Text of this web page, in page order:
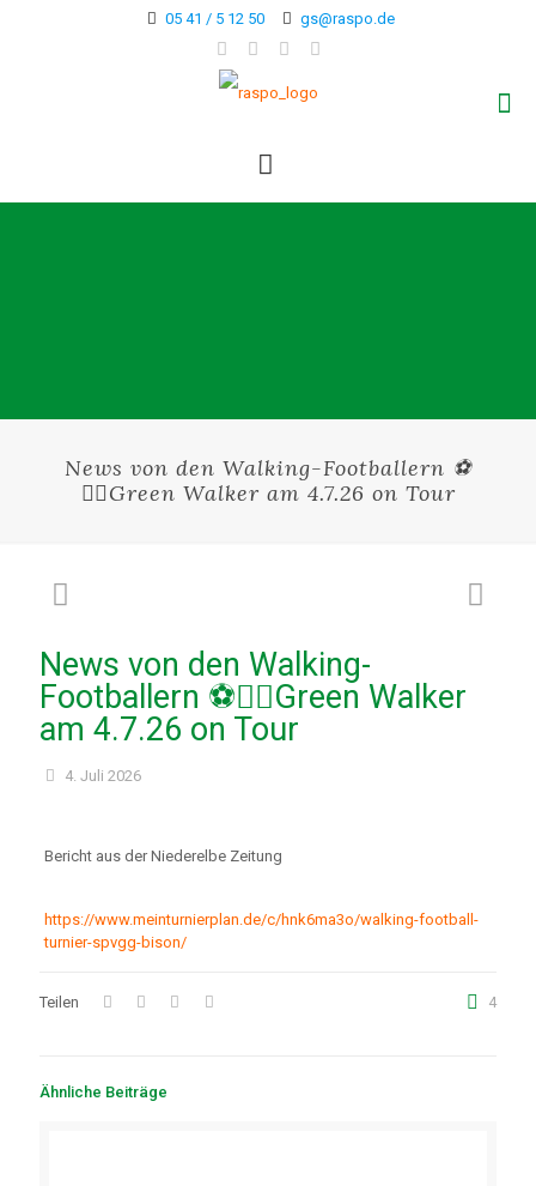
05 41 / 5 12 50 gs@raspo.de
News von den Walking-Footballern ⚽
🚶‍♂️Green Walker am 4.7.26 on Tour
News von den Walking-
Footballern ⚽🚶‍♂️Green Walker
am 4.7.26 on Tour
4. Juli 2026
Bericht aus der Niederelbe Zeitung
https://www.meinturnierplan.de/c/hnk6ma3o/walking-football-
turnier-spvgg-bison/
Teilen 4
Ähnliche Beiträge